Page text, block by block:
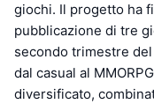
giochi. Il progetto ha
pubblicazione di tre
secondo trimestre
dal casual al
diversificato,